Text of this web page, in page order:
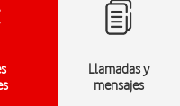
Llamadas y
mensajes